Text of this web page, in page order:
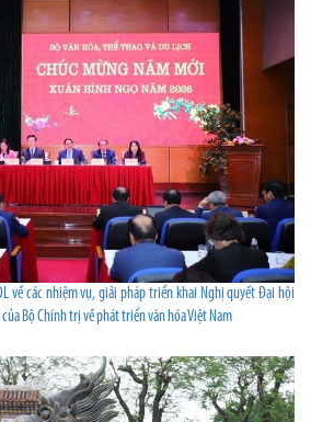
về các nhiệm vụ, giải pháp triển khai Nghị quyết Đại hội
Bộ Chính trị về phát triển văn hóa Việt Nam